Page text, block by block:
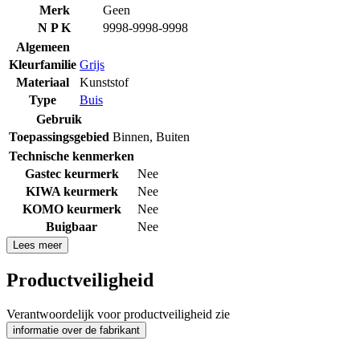
Merk
Geen
N P K
9998-9998-9998
Algemeen
Kleurfamilie Grijs
Materiaal
Kunststof
Type
Buis
Gebruik
Toepassingsgebied Binnen, Buiten
Technische kenmerken
Gastec keurmerk
Nee
KIWA keurmerk
Nee
KOMO keurmerk
Nee
Buigbaar
Nee
Lees meer
Productveiligheid
Verantwoordelijk voor productveiligheid zie
informatie over de fabrikant